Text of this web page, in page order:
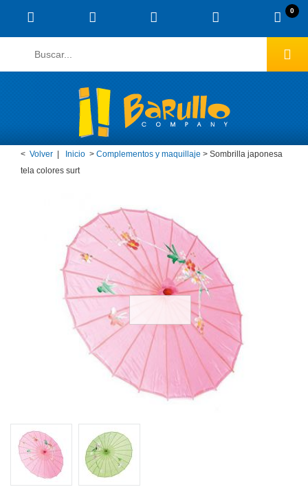
0
< Volver Inicio > Complementos y maquillaje > Sombrilla japonesa
tela colores surt